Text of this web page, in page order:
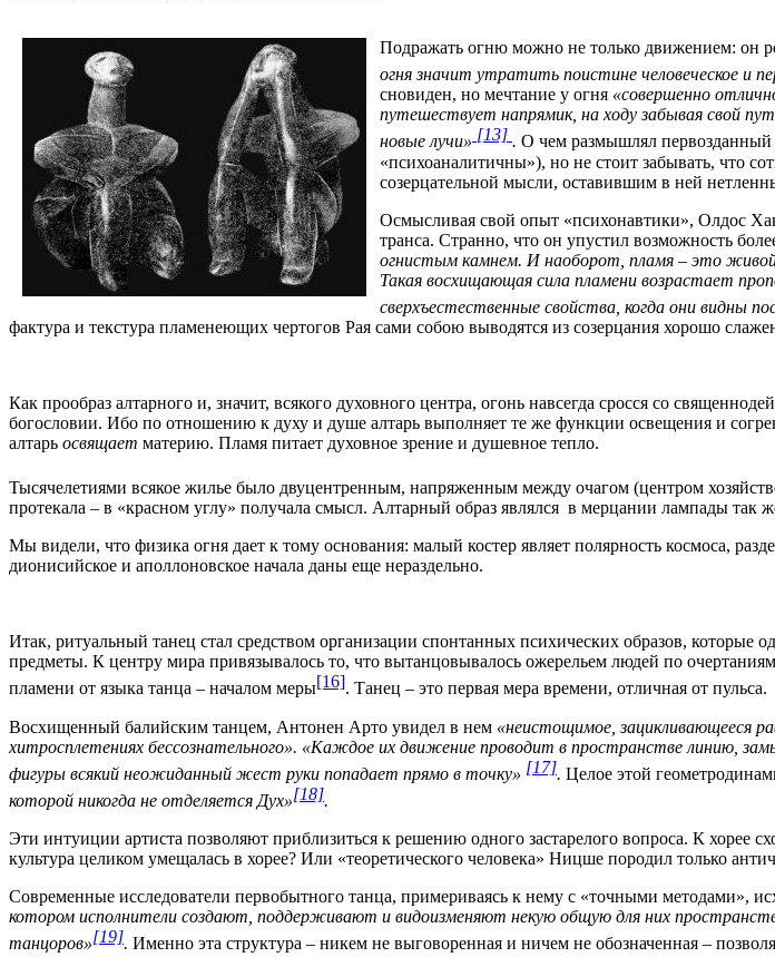
Подражать огню можно не только движением: он
огня значит утратить поистине человеческое и
сновиден, но мечтание у огня «совершенно
путешествует напрямик, на ходу забывая свой
новые лучи» [13] . О чем размышлял первозданный
«психоаналитичны»), но не стоит забывать, что
созерцательной мысли, оставившим в ней
Осмысливая свой опыт «психонавтики», Олдос
транса. Странно, что он упустил возможность
огнистым камнем. И наоборот, пламя – это
Такая восхищающая сила пламени возрастает
сверхъестественные свойства, когда они видны
фактура и текстура пламенеющих чертогов Рая сами собою выводятся из созерцания хорошо
Как прообраз алтарного и, значит, всякого духовного центра, огонь навсегда сросся со
богословии. Ибо по отношению к духу и душе алтарь выполняет те же функции освещения и
алтарь освящает материю. Пламя питает духовное зрение и душевное тепло.
Тысячелетиями всякое жилье было двуцентренным, напряженным между очагом (центром
протекала – в «красном углу» получала смысл. Алтарный образ являлся в мерцании лампады так
Мы видели, что физика огня дает к тому основания: малый костер являет полярность космоса,
дионисийское и аполлоновское начала даны еще нераздельно.
Итак, ритуальный танец стал средством организации спонтанных психических образов,
предметы. К центру мира привязывалось то, что вытанцовывалось ожерельем людей по
пламени от языка танца – началом меры[16]. Танец – это первая мера времени, отличная от пульса.
Восхищенный балийским танцем, Антонен Арто увидел в нем «неистощимое, зацикливающееся
хитросплетениях бессознательного». «Каждое их движение проводит в пространстве линию,
фигуры всякий неожиданный жест руки попадает прямо в точку» [17]. Целое этой
которой никогда не отделяется Дух»[18].
Эти интуиции артиста позволяют приблизиться к решению одного застарелого вопроса. К хорее
культура целиком умещалась в хорее? Или «теоретического человека» Ницше породил только
Современные исследователи первобытного танца, примериваясь к нему с «точными методами»,
котором исполнители создают, поддерживают и видоизменяют некую общую для них
танцоров»[19]. Именно эта структура – никем не выговоренная и ничем не обозначенная –